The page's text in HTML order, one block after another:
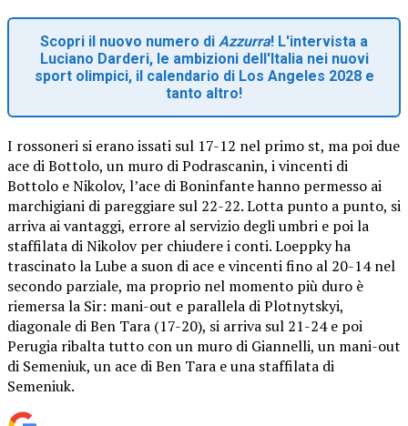
Scopri il nuovo numero di Azzurra! L'intervista a
Luciano Darderi, le ambizioni dell'Italia nei nuovi
sport olimpici, il calendario di Los Angeles 2028 e
tanto altro!
I rossoneri si erano issati sul 17-12 nel primo st, ma poi due
ace di Bottolo, un muro di Podrascanin, i vincenti di
Bottolo e Nikolov, l’ace di Boninfante hanno permesso ai
marchigiani di pareggiare sul 22-22. Lotta punto a punto, si
arriva ai vantaggi, errore al servizio degli umbri e poi la
staffilata di Nikolov per chiudere i conti. Loeppky ha
trascinato la Lube a suon di ace e vincenti fino al 20-14 nel
secondo parziale, ma proprio nel momento più duro è
riemersa la Sir: mani-out e parallela di Plotnytskyi,
diagonale di Ben Tara (17-20), si arriva sul 21-24 e poi
Perugia ribalta tutto con un muro di Giannelli, un mani-out
di Semeniuk, un ace di Ben Tara e una staffilata di
Semeniuk.